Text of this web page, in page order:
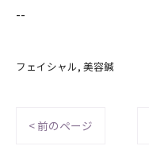
--
フェイシャル 美容鍼
< 前のページ